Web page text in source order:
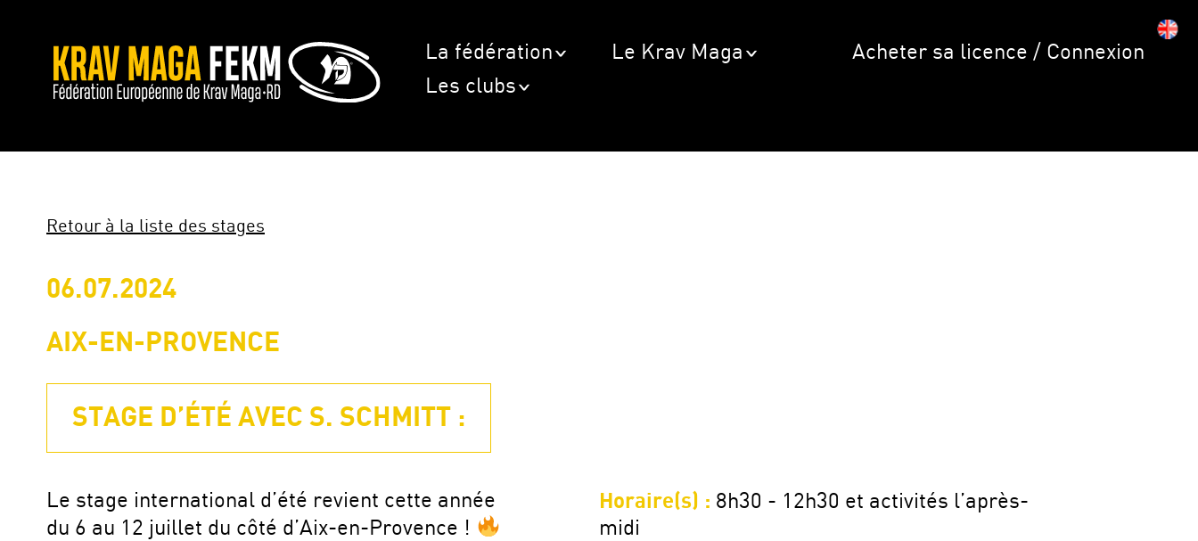
La fédération
Le Krav Maga
Les clubs
Acheter sa licence / Connexion
Retour à la liste des stages
06.07.2024
AIX-EN-PROVENCE
STAGE D’ÉTÉ AVEC S. SCHMITT :
Le stage international d’été revient cette année
du 6 au 12 juillet du côté d’Aix-en-Provence !
Horaire(s) : 8h30 - 12h30 et activités l’après-
midi